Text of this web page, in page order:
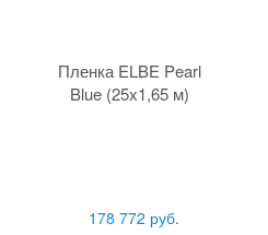
Пленка ELBE Pearl
Blue (25х1,65 м)
178 772 руб.